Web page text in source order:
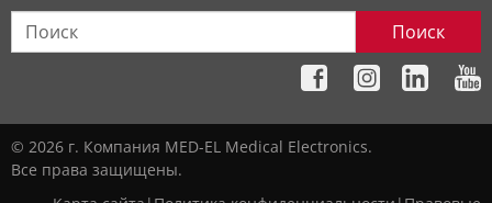
Поиск
© 2026 г. Компания MED-EL Medical Electronics.
Все права защищены.